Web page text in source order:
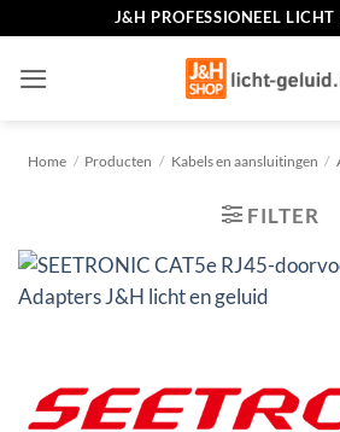
inhoud
J&H PROFESSIONEEL LICHT
Home / Producten / Kabels en aansluitingen /
FILTER